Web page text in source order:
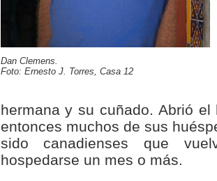
Dan Clemens.
Foto: Ernesto J. Torres, Casa 12
hermana y su cuñado. Abrió
entonces muchos de sus
sido canadienses que
hospedarse un mes o más.